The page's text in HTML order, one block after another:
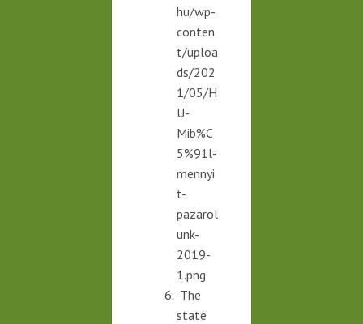
hu/wp-
conten
t/uploa
ds/202
1/05/H
U-
Mib%C
5%91l-
mennyi
t-
pazarol
unk-
2019-
1.png
The
state